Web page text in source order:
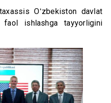
Oʻzbekiston davlat
ishlashga tayyorligini